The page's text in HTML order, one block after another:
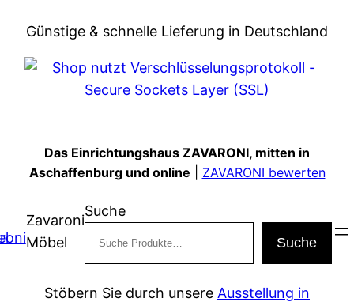
Inhalt
springen
Günstige & schnelle Lieferung in Deutschland
Das Einrichtungshaus ZAVARONI, mitten in
Aschaffenburg und online
ZAVARONI bewerten
Zavaroni
Möbel
Suche
Suche
Stöbern Sie durch unsere Ausstellung in